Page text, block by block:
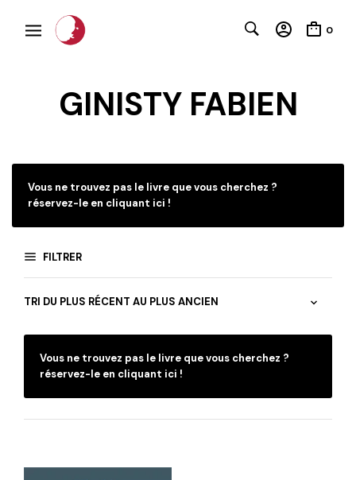
0
GINISTY FABIEN
Vous ne trouvez pas le livre que vous cherchez ?
réservez-le en cliquant ici !
FILTRER
Vous ne trouvez pas le livre que vous cherchez ?
réservez-le en cliquant ici !